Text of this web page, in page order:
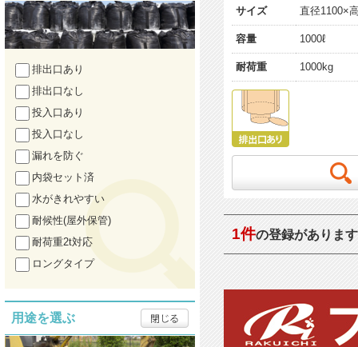
排出口あり
排出口なし
投入口あり
投入口なし
漏れを防ぐ
内袋セット済
水がきれやすい
耐候性(屋外保管)
耐荷重2t対応
ロングタイプ
用途を選ぶ
サイズ 直径1100×
容量 1000ℓ
耐荷重 1000kg
1件の登録がありま